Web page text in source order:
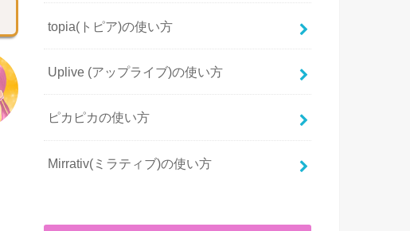
topia(トピア)の使い方
Uplive (アップライブ)の使い方
ピカピカの使い方
Mirrativ(ミラティブ)の使い方